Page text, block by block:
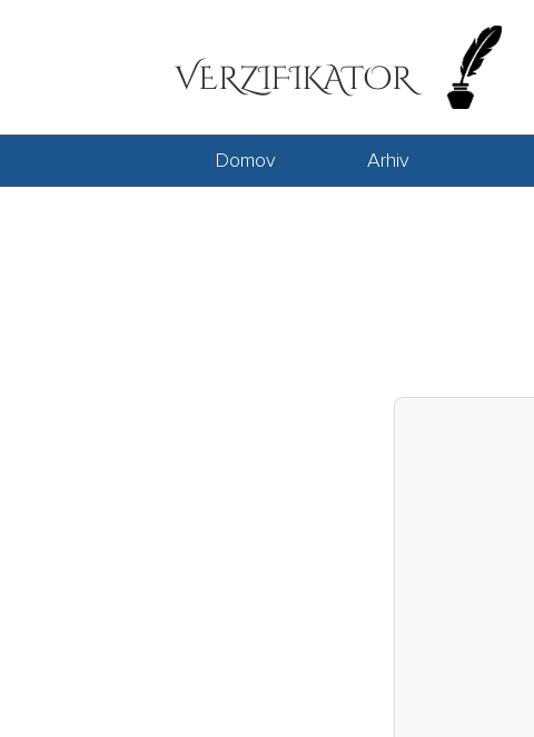
VERZIFIKATOR
Domov Arhiv